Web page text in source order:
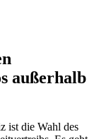
außerhalb
ist die Wahl des